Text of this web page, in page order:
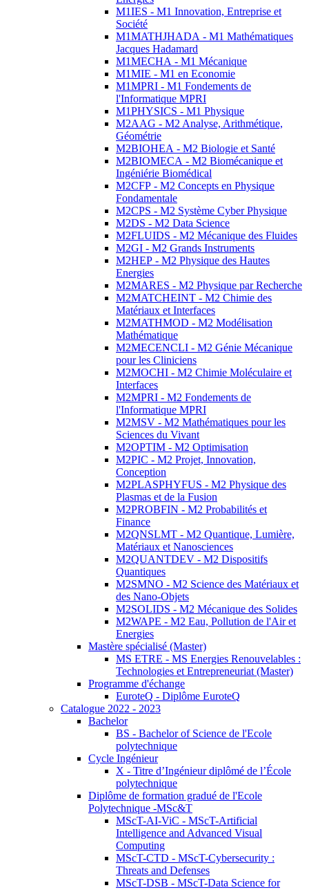
M1IES - M1 Innovation, Entreprise et
Société
M1MATHJHADA - M1 Mathématiques
Jacques Hadamard
M1MECHA - M1 Mécanique
M1MIE - M1 en Economie
M1MPRI - M1 Fondements de
l'Informatique MPRI
M1PHYSICS - M1 Physique
M2AAG - M2 Analyse, Arithmétique,
Géométrie
M2BIOHEA - M2 Biologie et Santé
M2BIOMECA - M2 Biomécanique et
Ingéniérie Biomédical
M2CFP - M2 Concepts en Physique
Fondamentale
M2CPS - M2 Système Cyber Physique
M2DS - M2 Data Science
M2FLUIDS - M2 Mécanique des Fluides
M2GI - M2 Grands Instruments
M2HEP - M2 Physique des Hautes
Energies
M2MARES - M2 Physique par Recherche
M2MATCHEINT - M2 Chimie des
Matériaux et Interfaces
M2MATHMOD - M2 Modélisation
Mathématique
M2MECENCLI - M2 Génie Mécanique
pour les Cliniciens
M2MOCHI - M2 Chimie Moléculaire et
Interfaces
M2MPRI - M2 Fondements de
l'Informatique MPRI
M2MSV - M2 Mathématiques pour les
Sciences du Vivant
M2OPTIM - M2 Optimisation
M2PIC - M2 Projet, Innovation,
Conception
M2PLASPHYFUS - M2 Physique des
Plasmas et de la Fusion
M2PROBFIN - M2 Probabilités et
Finance
M2QNSLMT - M2 Quantique, Lumière,
Matériaux et Nanosciences
M2QUANTDEV - M2 Dispositifs
Quantiques
M2SMNO - M2 Science des Matériaux et
des Nano-Objets
M2SOLIDS - M2 Mécanique des Solides
M2WAPE - M2 Eau, Pollution de l'Air et
Energies
Mastère spécialisé (Master)
MS ETRE - MS Energies Renouvelables :
Technologies et Entrepreneuriat (Master)
Programme d'échange
EuroteQ - Diplôme EuroteQ
Catalogue 2022 - 2023
Bachelor
BS - Bachelor of Science de l'Ecole
polytechnique
Cycle Ingénieur
X - Titre d’Ingénieur diplômé de l’École
polytechnique
Diplôme de formation gradué de l'Ecole
Polytechnique -MSc&T
MScT-AI-ViC - MScT-Artificial
Intelligence and Advanced Visual
Computing
MScT-CTD - MScT-Cybersecurity :
Threats and Defenses
MScT-DSB - MScT-Data Science for